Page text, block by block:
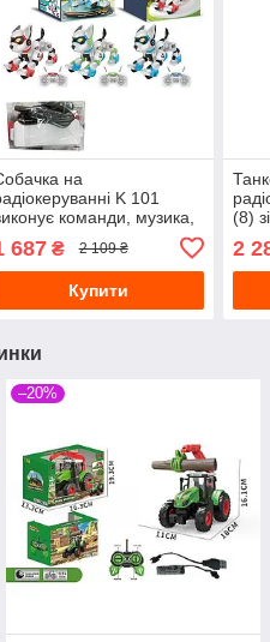
на
K 101
команди, музика,
687₴ 2 109 ₴
Купити
(8)
2
–20%